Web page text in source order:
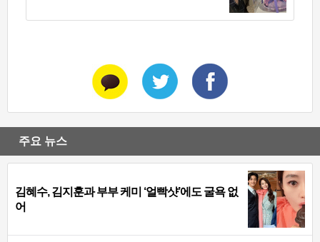
주요 뉴스
김혜수, 김지훈과 부부 케미 ‘얼빡샷’에도 굴욕 없
어